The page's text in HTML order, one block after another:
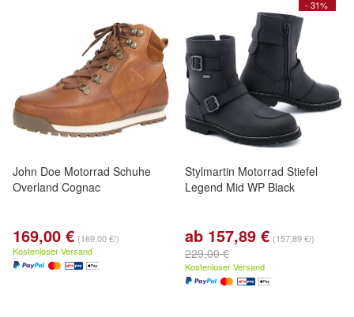
John Doe Motorrad Schuhe
Overland Cognac
169,00 € (169,00 €/)
Kostenloser Versand
- 31%
Stylmartin Motorrad Stiefel
Legend Mid WP Black
ab 157,89 € (157,89 €/)
229,00 €
Kostenloser Versand